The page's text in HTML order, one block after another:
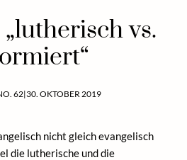
vs.
62|30. OKTOBER 2019
nicht gleich evangelisch
die lutherische und die